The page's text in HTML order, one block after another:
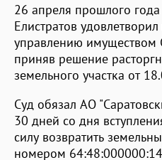
26 апреля прошлого
Елистратов
управлению имуществом
приняв решение
земельного участка от
Суд обязал АО
30 дней со дня
силу возвратить
номером